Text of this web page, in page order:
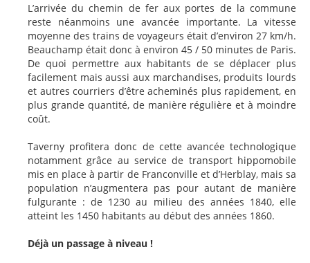
L’arrivée du chemin de fer aux portes de la commune
reste néanmoins une avancée importante. La vitesse
moyenne des trains de voyageurs était d’environ 27 km/h.
Beauchamp était donc à environ 45 / 50 minutes de Paris.
De quoi permettre aux habitants de se déplacer plus
facilement mais aussi aux marchandises, produits lourds
et autres courriers d’être acheminés plus rapidement, en
plus grande quantité, de manière régulière et à moindre
coût.
Taverny profitera donc de cette avancée technologique
notamment grâce au service de transport hippomobile
mis en place à partir de Franconville et d’Herblay, mais sa
population n’augmentera pas pour autant de manière
fulgurante : de 1230 au milieu des années 1840, elle
atteint les 1450 habitants au début des années 1860.
Déjà un passage à niveau !